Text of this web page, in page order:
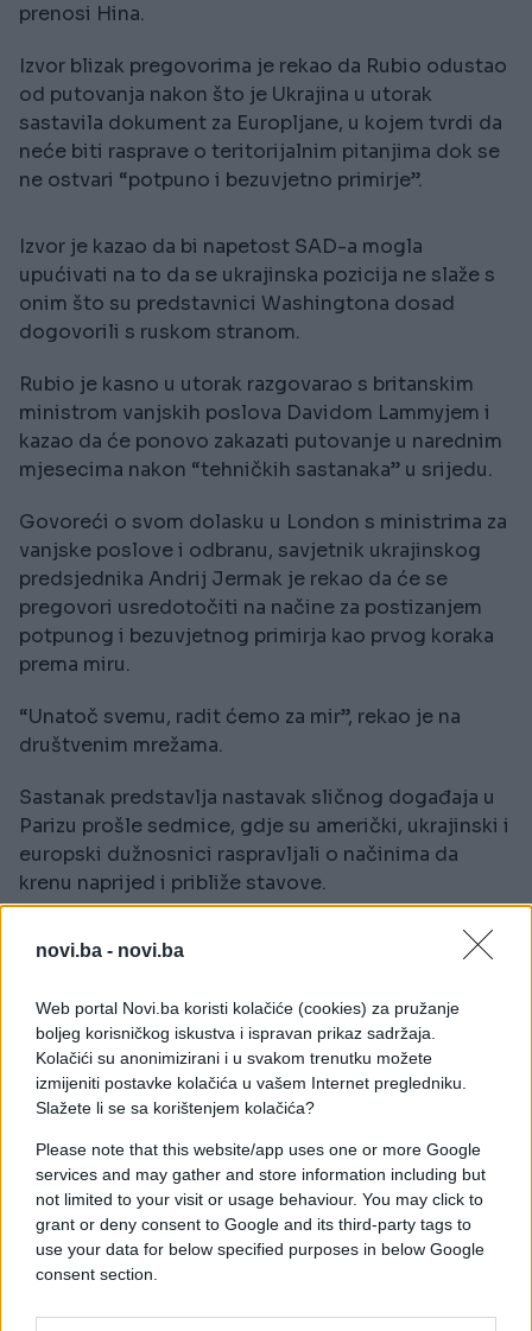
novi.ba - novi.ba
Web portal Novi.ba koristi kolačiće (cookies) za pružanje
boljeg korisničkog iskustva i ispravan prikaz sadržaja.
Kolačići su anonimizirani i u svakom trenutku možete
izmijeniti postavke kolačića u vašem Internet pregledniku.
Slažete li se sa korištenjem kolačića?
Please note that this website/app uses one or more Google
services and may gather and store information including but
not limited to your visit or usage behaviour. You may click to
grant or deny consent to Google and its third-party tags to
use your data for below specified purposes in below Google
consent section.
prenosi Hina.
Izvor blizak pregovorima je rekao da Rubio odustao
od putovanja nakon što je Ukrajina u utorak
sastavila dokument za Europljane, u kojem tvrdi da
neće biti rasprave o teritorijalnim pitanjima dok se
ne ostvari “potpuno i bezuvjetno primirje”.
Izvor je kazao da bi napetost SAD-a mogla
upućivati na to da se ukrajinska pozicija ne slaže s
onim što su predstavnici Washingtona dosad
dogovorili s ruskom stranom.
Rubio je kasno u utorak razgovarao s britanskim
ministrom vanjskih poslova Davidom Lammyjem i
kazao da će ponovo zakazati putovanje u narednim
mjesecima nakon “tehničkih sastanaka” u srijedu.
Govoreći o svom dolasku u London s ministrima za
vanjske poslove i odbranu, savjetnik ukrajinskog
predsjednika Andrij Jermak je rekao da će se
pregovori usredotočiti na načine za postizanjem
potpunog i bezuvjetnog primirja kao prvog koraka
prema miru.
“Unatoč svemu, radit ćemo za mir”, rekao je na
društvenim mrežama.
Sastanak predstavlja nastavak sličnog događaja u
Parizu prošle sedmice, gdje su američki, ukrajinski i
europski dužnosnici raspravljali o načinima da
krenu naprijed i približe stavove.
izaslanik Steve Witkoff je sudionicima predstavio
svega Ukrajina, ali i Rusija, trebale načiniti ustupke,
prema troje diplomata upućenih u pregovore.
Teški prijedlozi
neprihvatljivi za europske zemlje i Kijev, reklo je
više izvora. Francuski šef diplomacije Jean-Noel
Barrot je u utorak kazao da su Europljani prenijeli
SAD-u što smatraju pitanjima o kojima nije moguće
pregovorati u sklopu potencijalnog mirovnog